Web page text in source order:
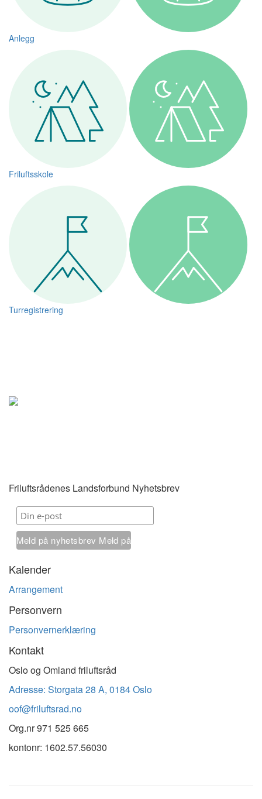
Anlegg
Friluftsskole
Turregistrering
Friluftsrådenes Landsforbund Nyhetsbrev
Meld på nyhetsbrev Meld på
Kalender
Arrangement
Personvern
Personvernerklæring
Kontakt
Oslo og Omland friluftsråd
Adresse: Storgata 28 A, 0184 Oslo
oof@friluftsrad.no
Org.nr971 525 665
kontonr: 1602.57.56030